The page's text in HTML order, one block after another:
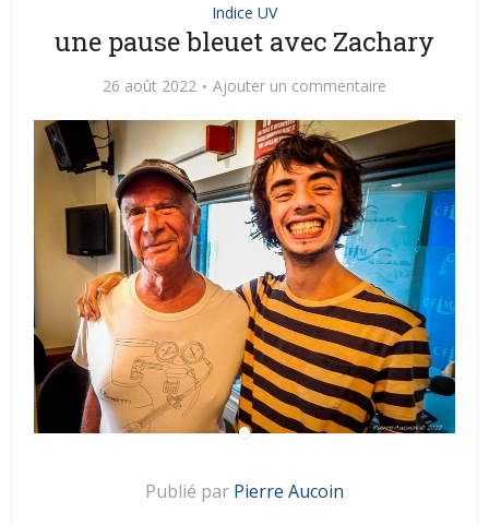
Indice UV
une pause bleuet avec Zachary
26 août 2022 Ajouter un commentaire
Publié par Pierre Aucoin